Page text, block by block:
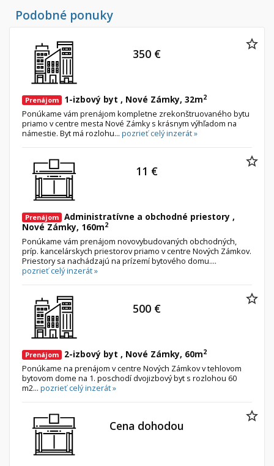
Uložiť vyhľadávanie
Podobné ponuky
Prenájom 1-izbový byt , Nové Zámky, 32m2
Ponúkame vám prenájom kompletne zrekonštruovaného bytu
priamo v centre mesta Nové Zámky s krásnym výhľadom na
námestie. Byt má rozlohu... pozrieť celý inzerát »
350 €
Prenájom Administratívne a obchodné priestory ,
Nové Zámky, 160m2
Ponúkame vám prenájom novovybudovaných obchodných,
príp. kancelárskych priestorov priamo v centre Nových Zámkov.
Priestory sa nachádzajú na prízemí bytového domu....
pozrieť celý inzerát »
11 €
Prenájom 2-izbový byt , Nové Zámky, 60m2
Ponúkame na prenájom v centre Nových Zámkov v tehlovom
bytovom dome na 1. poschodí dvojizbový byt s rozlohou 60
m2... pozrieť celý inzerát »
500 €
Cena dohodou